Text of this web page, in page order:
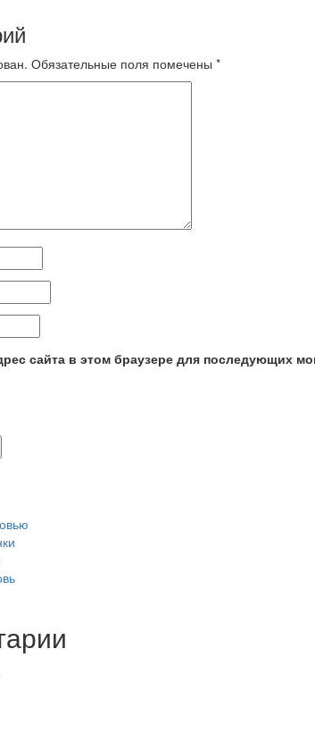
Обязательные поля помечены *
сайта в этом браузере для последующих